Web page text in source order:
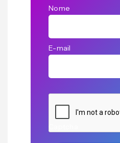
Nome
E-mail